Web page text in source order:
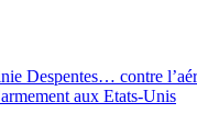
Despentes… contre
aux Etats-Unis